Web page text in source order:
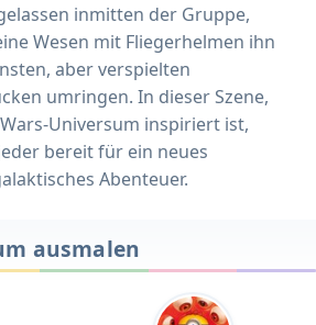
inmitten der Gruppe,
Wesen mit Fliegerhelmen ihn
aber verspielten
umringen. In dieser Szene,
Universum inspiriert ist,
bereit für ein neues
Abenteuer.
ausmalen